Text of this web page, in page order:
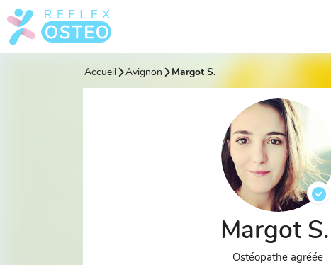
Accueil Avignon Margot S.
Margot S.
Ostéopathe agréée